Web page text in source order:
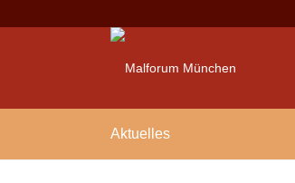
Aktuelles